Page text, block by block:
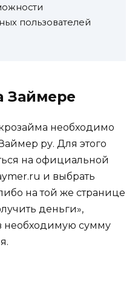
пользователей
Займере
необходимо
ру. Для этого
на официальной
и выбрать
на той же странице
деньги»,
необходимую сумму